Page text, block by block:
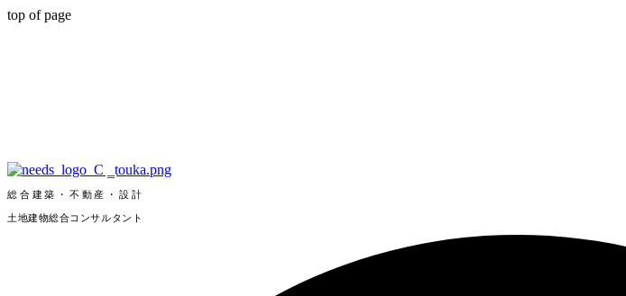
top of page
総合建築・不動産・設計
土地建物総合コンサルタント